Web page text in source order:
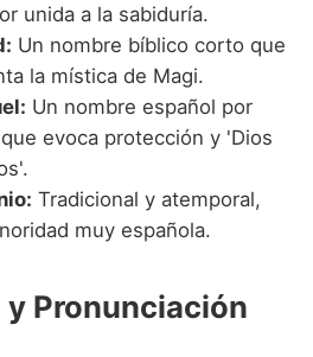
unida a la sabiduría.
Un nombre bíblico corto que
la mística de Magi.
Un nombre español por
evoca protección y 'Dios
Tradicional y atemporal,
muy española.
Pronunciación